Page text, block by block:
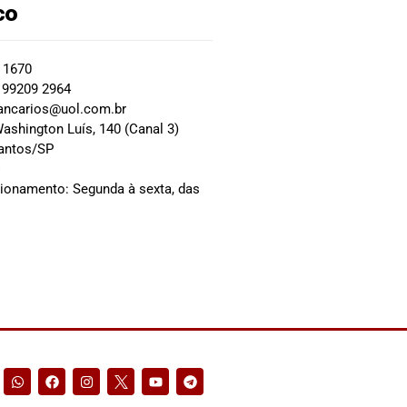
2964
Luís, 140 (Canal 3)
SP
Segunda à sexta, das